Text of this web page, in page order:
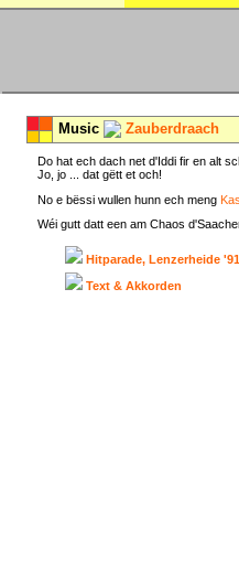
Music Zauberdraach
Do hat ech dach net d'Iddi fir en alt
Jo, jo ... dat gëtt et och!
No e bëssi wullen hunn ech meng
Wéi gutt datt een am Chaos
Hitparade, Lenzerheide '91
Text & Akkorden